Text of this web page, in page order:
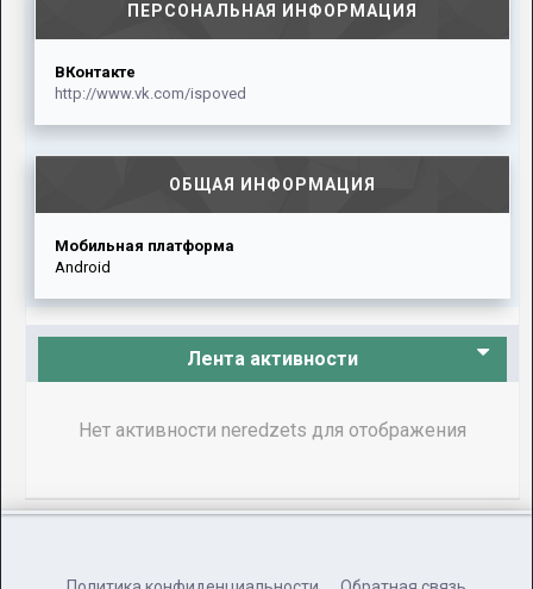
ПЕРСОНАЛЬНАЯ ИНФОРМАЦИЯ
ВКонтакте
http://www.vk.com/ispoved
ОБЩАЯ ИНФОРМАЦИЯ
Мобильная платформа
Android
Лента активности
Нет активности neredzets для отображения